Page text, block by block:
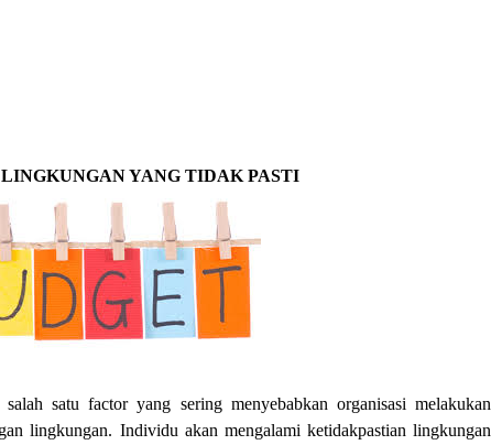
YANG TIDAK PASTI
salah satu factor yang sering menyebabkan organisasi melakukan
lingkungan. Individu akan mengalami ketidakpastian lingkungan